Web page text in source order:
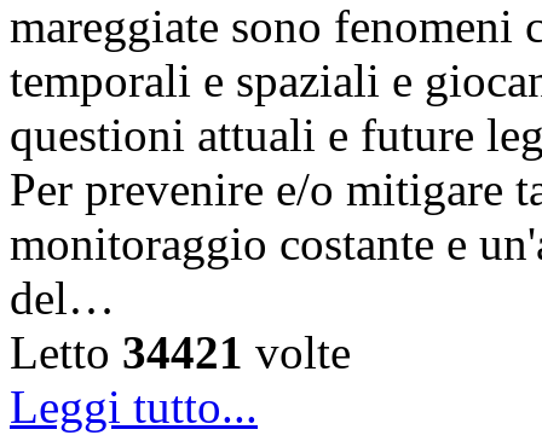
mareggiate sono fenomeni
temporali e spaziali e
questioni attuali e future
Per prevenire e/o mitigare
monitoraggio costante e
del…
Letto 34421 volte
Leggi tutto...